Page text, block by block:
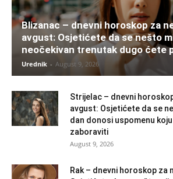
Blizanac – dnevni horoskop za
avgust: Osjetićete da se nešto
neočekivan trenutak dugo ćete
Urednik - August 9, 2026
Strijelac – dnevni
avgust: Osjetićete da se
dan donosi uspomenu
zaboraviti
August 9, 2026
Rak – dnevni horoskop za